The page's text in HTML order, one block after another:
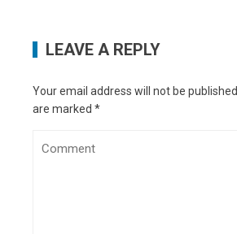
LEAVE A REPLY
Your email address will not be published.
are marked *